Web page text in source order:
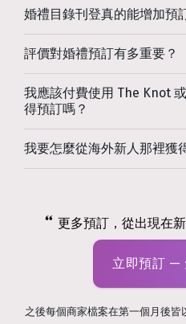
婚禮目錄刊登真的能增加預
評價對婚禮預訂有多重要？
我應該付費使用 The Knot
得預訂嗎？
我要怎麼從海外新人那裡獲
更多預訂，從出現在
立即預訂 —
之後每個商家檔案在第一個月後皆